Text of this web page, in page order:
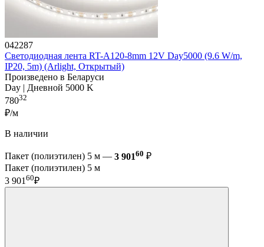
042287
Светодиодная лента RT-A120-8mm 12V Day5000 (9.6 W/m,
IP20, 5m) (Arlight, Открытый)
Произведено в Беларуси
Day | Дневной 5000 K
78032
₽/м
В наличии
Пакет (полиэтилен) 5 м — 3 90160 ₽
Пакет (полиэтилен) 5 м
3 901 60₽